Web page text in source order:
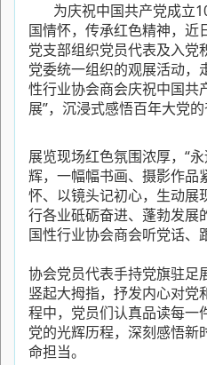
为庆祝中国共产党成立
国情怀，传承红色精神，近
党支部组织党员代表及入党
党委统一组织的观展活动
性行业协会商会庆祝中国共
展”，沉浸式感悟百年大党的
展览现场红色氛围浓厚，“
辉，一幅幅书画、摄影作品
怀、以镜头记初心，生动展
行各业砥砺奋进、蓬勃发展
国性行业协会商会听党话、
协会党员代表手持党旗驻足
竖起大拇指，抒发内心对党
程中，党员们认真品读每一
党的光辉历程，深刻感悟新
命担当。